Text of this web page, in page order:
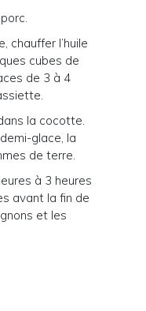
chauffer l’huile
cubes de
de 3 à 4
la cocotte.
glace, la
de terre.
à 3 heures
avant la fin de
et les